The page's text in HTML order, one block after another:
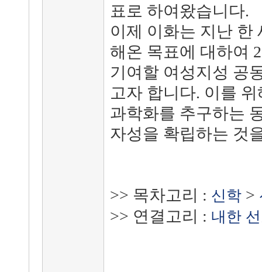
표로 하여왔습니다.
이제 이화는 지난 한
해온 목표에 대하여
기여할 여성지성 공
고자 합니다. 이를
과학화를 추구하는
자성을 확립하는 것
>> 목차고리 : 신학>
>> 연결고리 : 내한